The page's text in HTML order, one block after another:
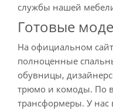
службы нашей
Готовые
На официальном
полноценные
обувницы,
трюмо и комоды. По
трансформеры. У нас